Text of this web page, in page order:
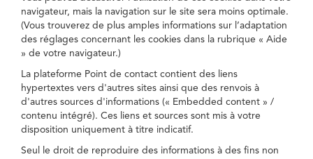
navigateur, mais la navigation sur le site sera moins optimale.
(Vous trouverez de plus amples informations sur l’adaptation
des réglages concernant les cookies dans la rubrique « Aide
» de votre navigateur.)
La plateforme Point de contact contient des liens
hypertextes vers d'autres sites ainsi que des renvois à
d'autres sources d'informations (« Embedded content » /
contenu intégré). Ces liens et sources sont mis à votre
disposition uniquement à titre indicatif.
Seul le droit de reproduire des informations à des fins non